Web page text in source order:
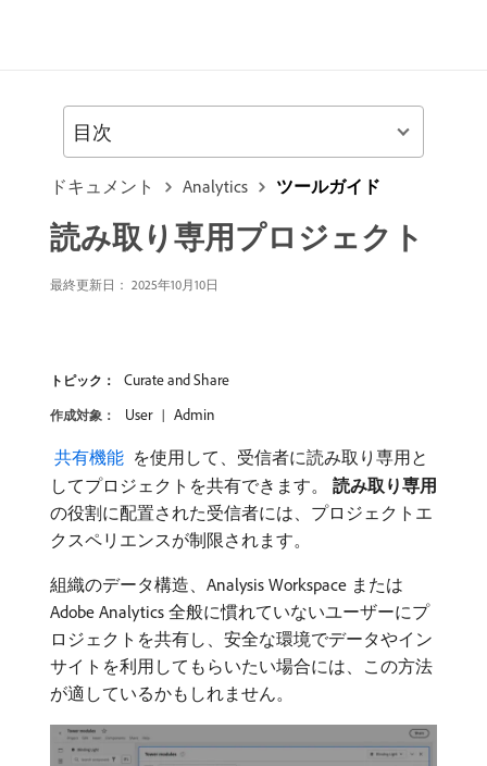
ドキュメント Analytics ツールガイド
読み取り専用プロジェクト
最終更新日： 2025年10月10日
トピック： Curate and Share
作成対象： User Admin
​ 共有機能 ​ を使用して、受信者に読み取り専用と
してプロジェクトを共有できます。 読み取り専用
の役割に配置された受信者には、プロジェクトエ
クスペリエンスが制限されます。
組織のデータ構造、Analysis Workspace または
Adobe Analytics 全般に慣れていないユーザーにプ
ロジェクトを共有し、安全な環境でデータやイン
サイトを利用してもらいたい場合には、この方法
が適しているかもしれません。
目次